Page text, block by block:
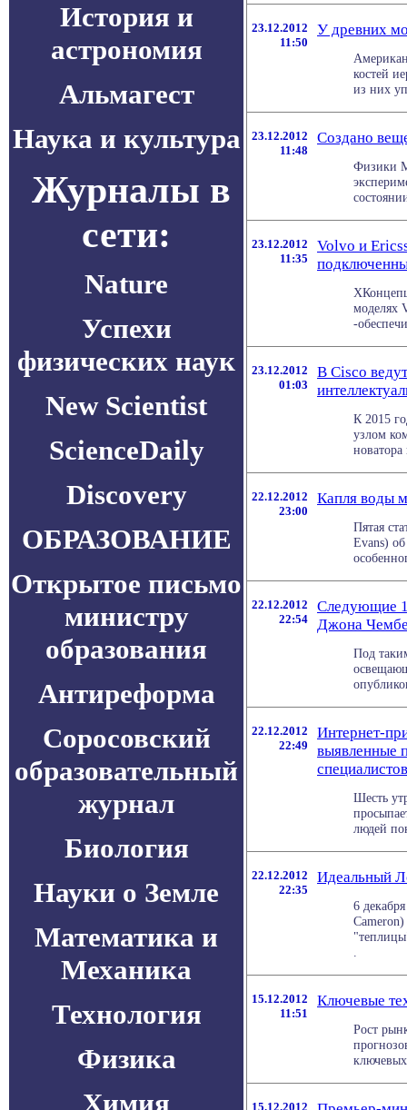
История и
астрономия
Альмагест
Наука и культура
Журналы в
сети:
Nature
Успехи
физических наук
New Scientist
ScienceDaily
Discovery
ОБРАЗОВАНИЕ
Открытое письмо
министру
образования
Антиреформа
Соросовский
образовательный
журнал
Биология
Науки о Земле
Математика и
Механика
Технология
Физика
Химия
23.12.2012
11:50
У древних
костей
из них
23.12.2012
11:48
Создано
Физики
23.12.2012
11:35
Volvo и
моделях
-
23.12.2012
01:03
В Cisco
К 2015
узлом
22.12.2012
23:00
Капля воды
Пятая
Evans)
22.12.2012
22:54
Следующие
Джона
Под
22.12.2012
22:49
Интернет-
выявленные
Шесть
людей
22.12.2012
22:35
Идеальный
6
15.12.2012
11:51
Ключевые
Рост
15.12.2012